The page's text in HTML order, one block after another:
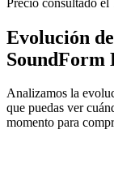
Evolución
SoundForm
Analizamos la
que puedas ver
momento para